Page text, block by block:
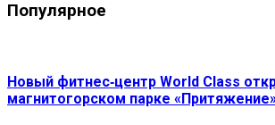
Популярное
Новый фитнес‑центр World Class
магнитогорском парке